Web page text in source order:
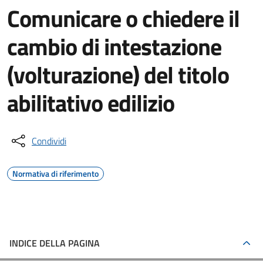
Comunicare o chiedere il
cambio di intestazione
(volturazione) del titolo
abilitativo edilizio
Condividi
Normativa di riferimento
INDICE DELLA PAGINA